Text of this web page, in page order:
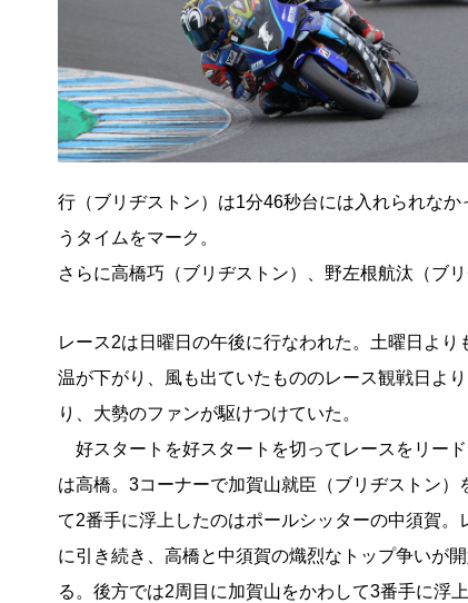
行（ブリヂストン）は1分46秒台には入れられな
うタイムをマーク。
さらに高橋巧（ブリヂストン）、野左根航汰（ブ
レース2は日曜日の午後に行なわれた。土曜日より
温が下がり、風も出ていたもののレース観戦日よ
り、大勢のファンが駆けつけていた。
好スタートを好スタートを切ってレースをリー
は高橋。3コーナーで加賀山就臣（ブリヂストン）
て2番手に浮上したのはポールシッターの中須賀。
に引き続き、高橋と中須賀の熾烈なトップ争いが
る。後方では2周目に加賀山をかわして3番手に浮